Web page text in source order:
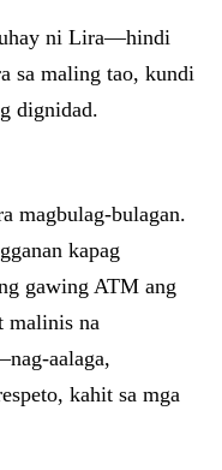
ni Lira—hindi
sa maling tao, kundi
dignidad.
magbulag-bulagan.
kapag
gawing ATM ang
malinis na
aalaga,
kahit sa mga